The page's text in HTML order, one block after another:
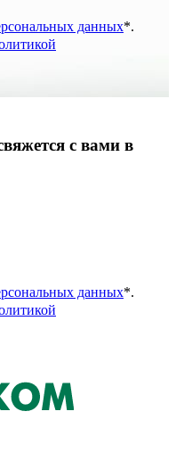
данных*.
с вами в
данных*.